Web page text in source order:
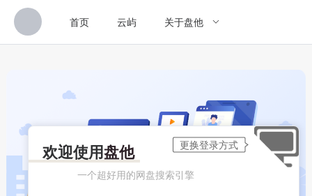
首页 云屿 关于盘他
欢迎使用盘他
一个超好用的网盘搜索引擎